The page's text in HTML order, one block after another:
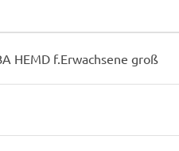
HEMD f.Erwachsene groß